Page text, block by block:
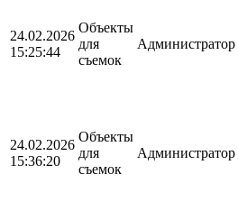
24.02.2026
15:25:44
Объекты
для
съемок
Администратор
24.02.2026
15:36:20
Объекты
для
съемок
Администратор